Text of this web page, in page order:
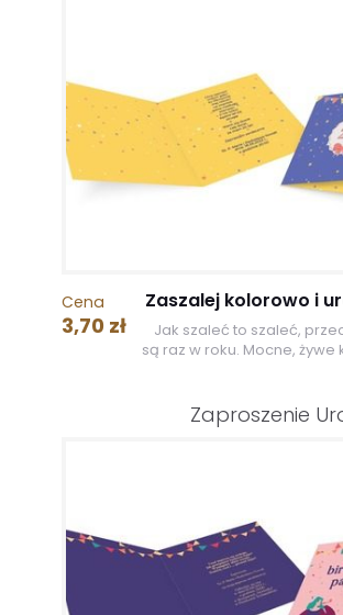
Cena
3,70 zł
Zaszalej kolorowo i
Jak szaleć to szaleć,
są raz w roku. Mocne, żywe
Zaproszenie